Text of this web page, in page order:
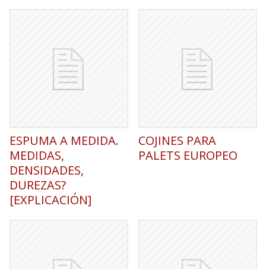
ESPUMA A MEDIDA.
MEDIDAS,
DENSIDADES,
DUREZAS?
[EXPLICACIÓN]
COJINES PARA
PALETS EUROPEO